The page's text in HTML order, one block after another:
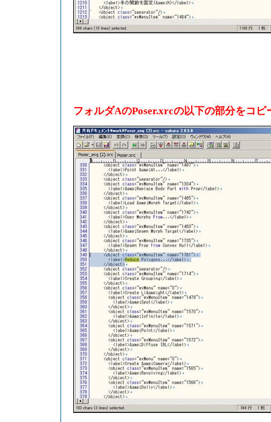
フォルダAのPoser.xrcの以下の部分をコピ